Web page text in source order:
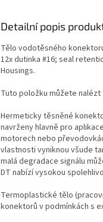
Detailní popis
Tělo vodotěsného
12x dutinka #16; seal
Housings.
Tuto položku můžete
Hermeticky těsněné
navrženy hlavně pro
motorech nebo
vlastnosti vyniknou všude
malá degradace signálu
DT nabízí vysokou
Termoplastické tělo
konektorů v podmínkách s